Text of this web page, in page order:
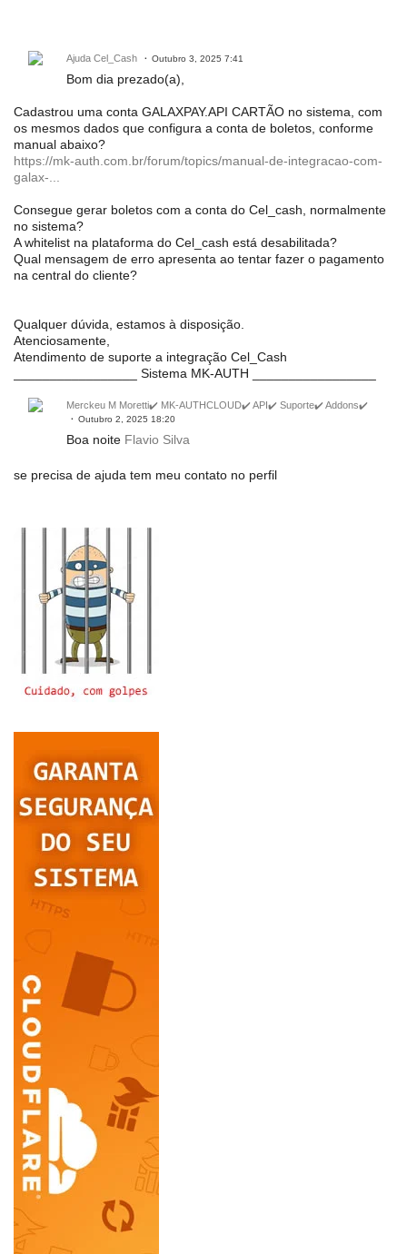
Ajuda Cel_Cash Outubro 3, 2025 7:41
Bom dia prezado(a),
Cadastrou uma conta GALAXPAY.API CARTÃO no sistema, com
os mesmos dados que configura a conta de boletos, conforme
manual abaixo?
https://mk-auth.com.br/forum/topics/manual-de-integracao-com-
galax-...
Consegue gerar boletos com a conta do Cel_cash, normalmente
no sistema?
A whitelist na plataforma do Cel_cash está desabilitada?
Qual mensagem de erro apresenta ao tentar fazer o pagamento
na central do cliente?
Qualquer dúvida, estamos à disposição.
Atenciosamente,
Atendimento de suporte a integração Cel_Cash
_________________ Sistema MK-AUTH _________________
Merckeu M Moretti✔️ MK-AUTHCLOUD✔️ API✔️ Suporte✔️ Addons✔️
Outubro 2, 2025 18:20
Boa noite Flavio Silva
se precisa de ajuda tem meu contato no perfil